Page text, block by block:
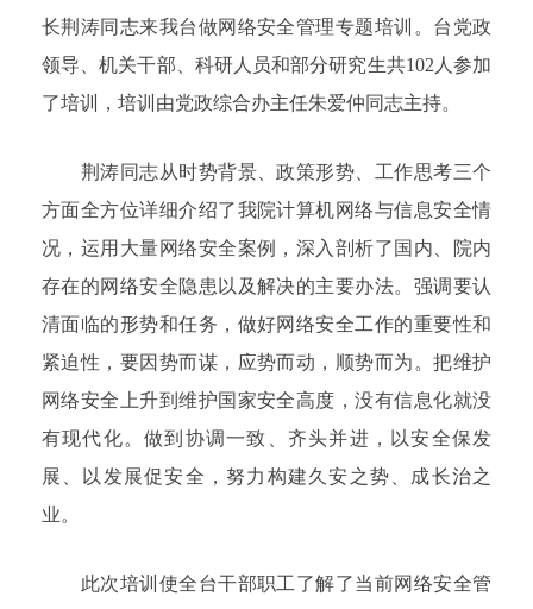
长荆涛同志来我台做网络安全管理专题培训。台党政
领导、机关干部、科研人员和部分研究生共102人参加
了培训，培训由党政综合办主任朱爱仲同志主持。
荆涛同志从时势背景、政策形势、工作思考三个
方面全方位详细介绍了我院计算机网络与信息安全情
况，运用大量网络安全案例，深入剖析了国内、院内
存在的网络安全隐患以及解决的主要办法。强调要认
清面临的形势和任务，做好网络安全工作的重要性和
紧迫性，要因势而谋，应势而动，顺势而为。把维护
网络安全上升到维护国家安全高度，没有信息化就没
有现代化。做到协调一致、齐头并进，以安全保发
展、以发展促安全，努力构建久安之势、成长治之
业。
此次培训使全台干部职工了解了当前网络安全管